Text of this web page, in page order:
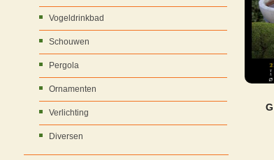
Vogeldrinkbad
Schouwen
Pergola
Ornamenten
Verlichting
Diversen